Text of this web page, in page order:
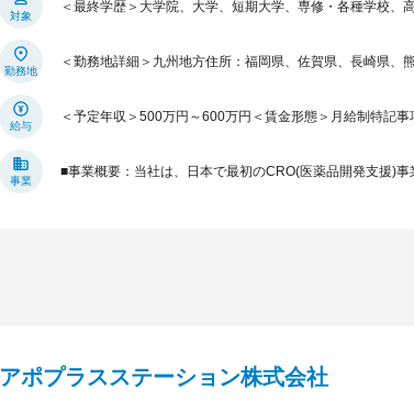
対象
＜最終学歴＞大学院、大学、短期大学、専修・各種学校、
勤務地
＜勤務地詳細＞九州地方住所：福岡県、佐賀県、長崎県
給与
＜予定年収＞500万円～600万円＜賃金形態＞月給制特記
事業
■事業概要：当社は、日本で最初のCRO(医薬品開発支援)
アポプラスステーション株式会社